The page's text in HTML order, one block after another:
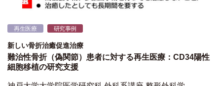
再生医療 研究事例
新しい骨折治癒促進治療
難治性骨折（偽関節）患者に対する再生医療：CD34陽性
細胞移植の研究支援